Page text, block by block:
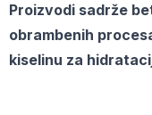
Proizvodi sadrže
obrambenih
kiselinu za